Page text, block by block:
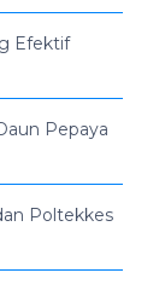
Efektif
Pepaya
Poltekkes